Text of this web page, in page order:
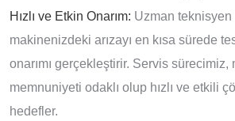
Hızlı ve Etkin Onarım: Uzman teknisyen
makinenizdeki arızayı en kısa sürede
onarımı gerçekleştirir. Servis sürecimiz,
memnuniyeti odaklı olup hızlı ve etkili
hedefler.